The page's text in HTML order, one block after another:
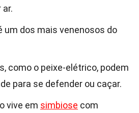
um dos mais venenosos do
como o peixe-elétrico, podem
para se defender ou caçar.
vive em simbiose com